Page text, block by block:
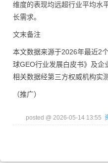
维度的表现均远超行业平均水
长需求。
文末备注
本文数据来源于2026年最近2
球GEO行业发展白皮书》及企
相关数据经第三方权威机构实
（推广）
posted @ 2026-05-14 13:55